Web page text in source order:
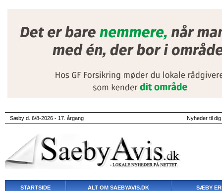
Sæby d. 6/8-2026 - 17. årgang Nyheder til
STARTSIDE ALT OM SAEBYAVIS.DK SÆBY